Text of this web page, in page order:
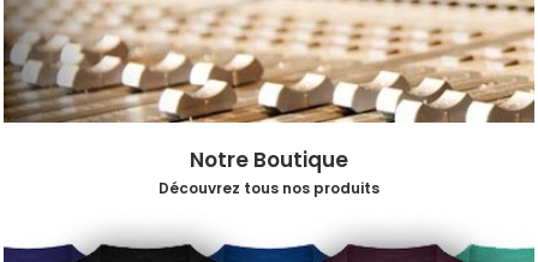
Notre Boutique
Découvrez tous nos produits